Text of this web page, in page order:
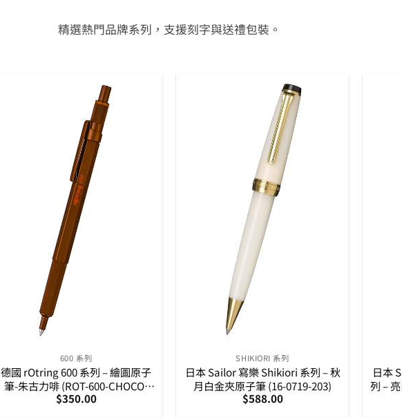
精選熱門品牌系列，支援刻字與送禮包裝。
600 系列
德國 rOtring 600 系列 – 繪圖原子
筆-朱古力啡 (ROT-600-CHOCO-
BP)
$350.00
SHIKIORI 系列
日本 Sailor 寫樂 Shikiori 系列 – 秋
月白金夾原子筆 (16-0719-203)
$588.00
日本
列 –